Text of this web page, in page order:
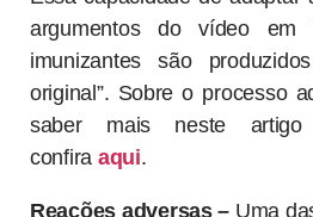
desenvolvê-la, conforme for
Essa capacidade de adaptar
argumentos do vídeo em
imunizantes são
original”. Sobre o processo
saber mais neste